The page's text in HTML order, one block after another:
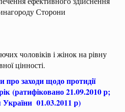
Сторони
чоловіків і жінок на рівну
цінності.
заходи щодо протидії
(ратифіковано 21.09.2010 р;
України 01.03.2011 р)